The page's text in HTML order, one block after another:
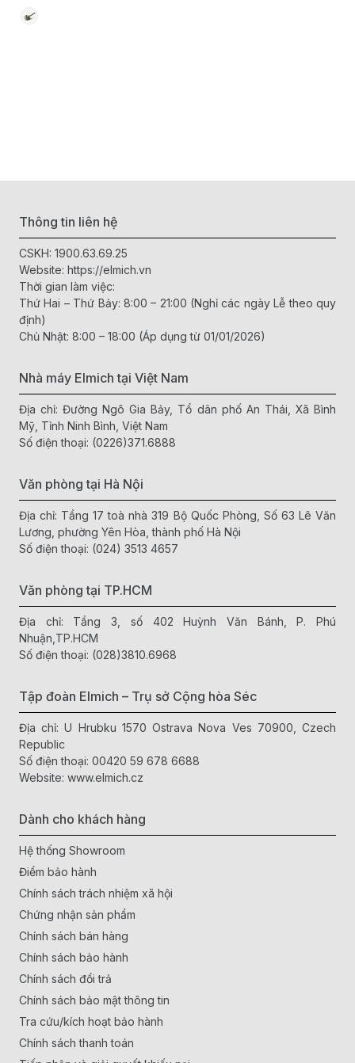
Thông tin liên hệ
CSKH: 1900.63.69.25
Website: https://elmich.vn
Thời gian làm việc:
Thứ Hai – Thứ Bảy: 8:00 – 21:00 (Nghỉ các ngày Lễ theo quy
định)
Chủ Nhật: 8:00 – 18:00 (Áp dụng từ 01/01/2026)
Nhà máy Elmich tại Việt Nam
Địa chỉ: Đường Ngô Gia Bảy, Tổ dân phố An Thái, Xã Bình
Mỹ, Tỉnh Ninh Bình, Việt Nam
Số điện thoại: (0226)371.6888
Văn phòng tại Hà Nội
Địa chỉ: Tầng 17 toà nhà 319 Bộ Quốc Phòng, Số 63 Lê Văn
Lương, phường Yên Hòa, thành phố Hà Nội
Số điện thoại: (024) 3513 4657
Văn phòng tại TP.HCM
Địa chỉ: Tầng 3, số 402 Huỳnh Văn Bánh, P. Phú
Nhuận,TP.HCM
Số điện thoại: (028)3810.6968
Tập đoàn Elmich – Trụ sở Cộng hòa Séc
Địa chỉ: U Hrubku 1570 Ostrava Nova Ves 70900, Czech
Republic
Số điện thoại: 00420 59 678 6688
Website: www.elmich.cz
Dành cho khách hàng
Hệ thống Showroom
Điểm bảo hành
Chính sách trách nhiệm xã hội
Chứng nhận sản phẩm
Chính sách bán hàng
Chính sách bảo hành
Chính sách đổi trả
Chính sách bảo mật thông tin
Tra cứu/kích hoạt bảo hành
Chính sách thanh toán